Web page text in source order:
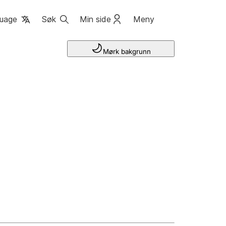
Søk Min side Meny
Mørk bakgrunn